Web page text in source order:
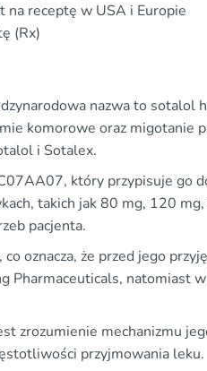
na receptę w USA i Europie
(Rx)
nazwa to sotalol
komorowe oraz migotanie
i Sotalex.
który przypisuje go
takich jak 80 mg, 120
pacjenta.
oznacza, że przed jego
Pharmaceuticals, natomiast
zrozumienie mechanizmu
przyjmowania leku.